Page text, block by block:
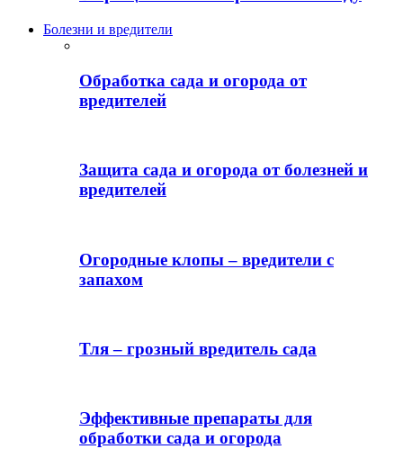
Болезни и вредители
Обработка сада и огорода от
вредителей
Защита сада и огорода от болезней и
вредителей
Огородные клопы – вредители с
запахом
Тля – грозный вредитель сада
Эффективные препараты для
обработки сада и огорода